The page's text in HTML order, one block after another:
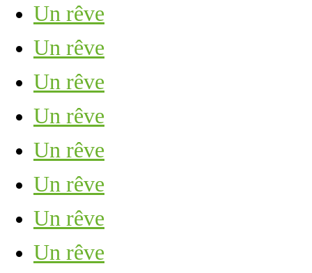
Un rêve
Un rêve
Un rêve
Un rêve
Un rêve
Un rêve
Un rêve
Un rêve